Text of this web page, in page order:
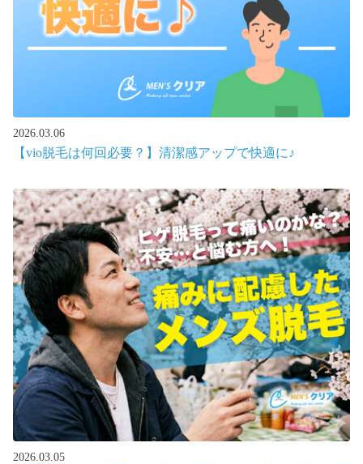
2026.03.06
【vio脱毛は何回必要？】清潔感アップで快適に♪
2026.03.05